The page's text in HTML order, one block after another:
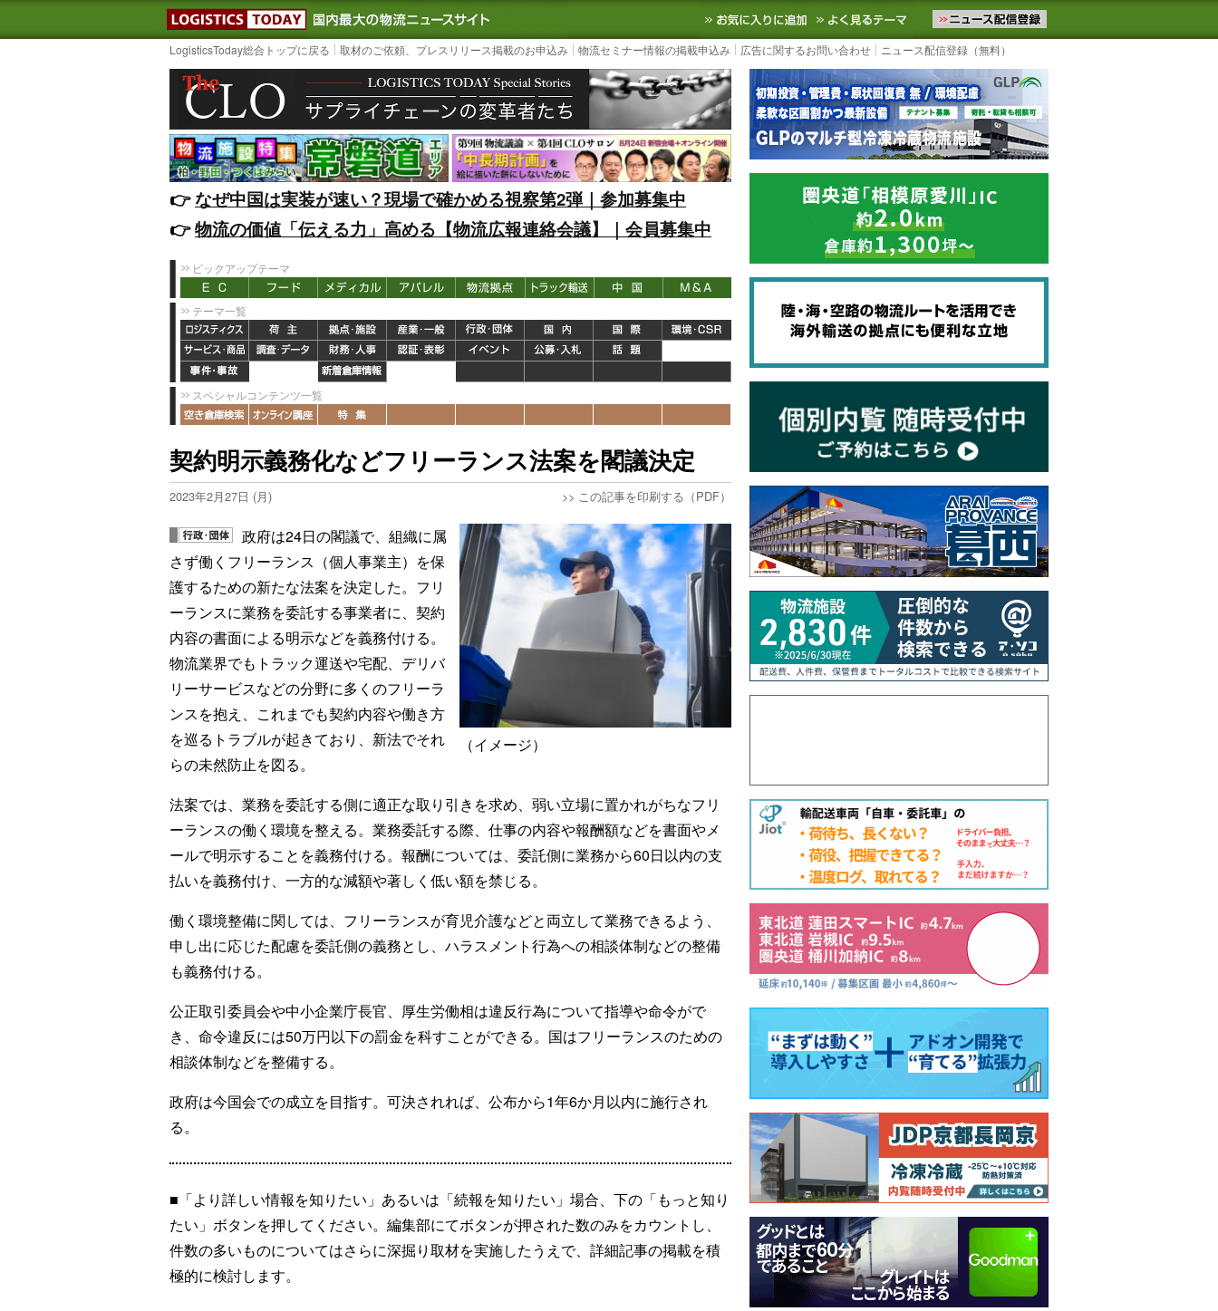
LOGISTICS TODAY｜国内最大の物流ニュースサイト3PL, SCMなど国内外の最新の物流ニュースをお届けします。物流ニュースメール配信を登録す
お気に入りに追加 よく見るテーマ
LogisticsToday総合トップに戻る 取材のご依頼、プレスリリース掲載のお申込み 物流セミナー情報の掲載申込み 広告に関するお問い合わせ ニュース配信登録（無料）
👉️なぜ中国は実装が速い？現場で確かめる視察第2弾｜参加募集中
👉️物流の価値「伝える力」高める【物流広報連絡会議】｜会員募集中
ピックアップテーマ
テーマ一覧
スペシャルコンテンツ一覧
契約明示義務化などフリーランス法案を閣議決定
2023年2月27日 (月) >> この記事を印刷する（PDF）
（イメージ）
政府は24日の閣議で、組織に属
さず働くフリーランス（個人事業主）を保
護するための新たな法案を決定した。フリ
ーランスに業務を委託する事業者に、契約
内容の書面による明示などを義務付ける。
物流業界でもトラック運送や宅配、デリバ
リーサービスなどの分野に多くのフリーラ
ンスを抱え、これまでも契約内容や働き方
を巡るトラブルが起きており、新法でそれ
らの未然防止を図る。
法案では、業務を委託する側に適正な取り引きを求め、弱い立場に置かれがちなフリ
ーランスの働く環境を整える。業務委託する際、仕事の内容や報酬額などを書面やメ
ールで明示することを義務付ける。報酬については、委託側に業務から60日以内の支
払いを義務付け、一方的な減額や著しく低い額を禁じる。
働く環境整備に関しては、フリーランスが育児介護などと両立して業務できるよう、
申し出に応じた配慮を委託側の義務とし、ハラスメント行為への相談体制などの整備
も義務付ける。
公正取引委員会や中小企業庁長官、厚生労働相は違反行為について指導や命令がで
き、命令違反には50万円以下の罰金を科すことができる。国はフリーランスのための
相談体制などを整備する。
政府は今国会での成立を目指す。可決されれば、公布から1年6か月以内に施行され
る。
■「より詳しい情報を知りたい」あるいは「続報を知りたい」場合、下の「もっと知り
たい」ボタンを押してください。編集部にてボタンが押された数のみをカウントし、
件数の多いものについてはさらに深掘り取材を実施したうえで、詳細記事の掲載を積
極的に検討します。